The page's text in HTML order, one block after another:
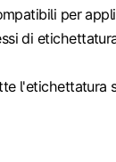
per
di
l'etichettatura